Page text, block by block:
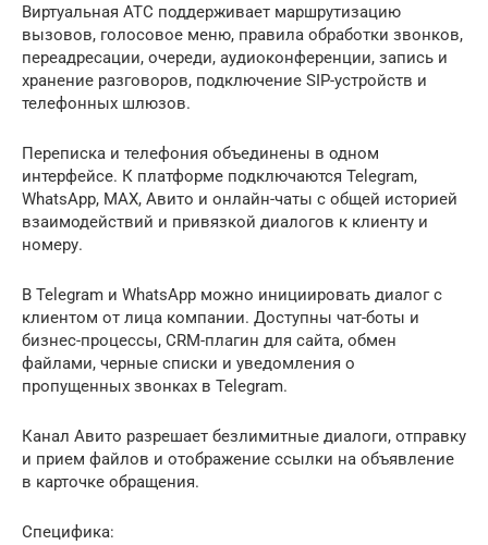
Виртуальная АТС поддерживает маршрутизацию
вызовов, голосовое меню, правила обработки звонков,
переадресации, очереди, аудиоконференции, запись и
хранение разговоров, подключение SIP-устройств и
телефонных шлюзов.
Переписка и телефония объединены в одном
интерфейсе. К платформе подключаются Telegram,
WhatsApp, MAX, Авито и онлайн-чаты с общей историей
взаимодействий и привязкой диалогов к клиенту и
номеру.
В Telegram и WhatsApp можно инициировать диалог с
клиентом от лица компании. Доступны чат-боты и
бизнес-процессы, CRM-плагин для сайта, обмен
файлами, черные списки и уведомления о
пропущенных звонках в Telegram.
Канал Авито разрешает безлимитные диалоги, отправку
и прием файлов и отображение ссылки на объявление
в карточке обращения.
Специфика: